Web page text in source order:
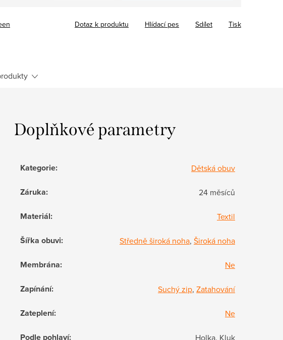
Tisk
Dotaz k produktu Hlídací pes Sdílet
Doplňkové parametry
Kategorie: Dětská obuv
Záruka: 24 měsíců
Materiál: Textil
Šířka obuvi: Středně široká noha, Široká noha
Membrána: Ne
Zapínání: Suchý zip, Zatahování
Zateplení: Ne
Podle pohlaví: Holka, Kluk